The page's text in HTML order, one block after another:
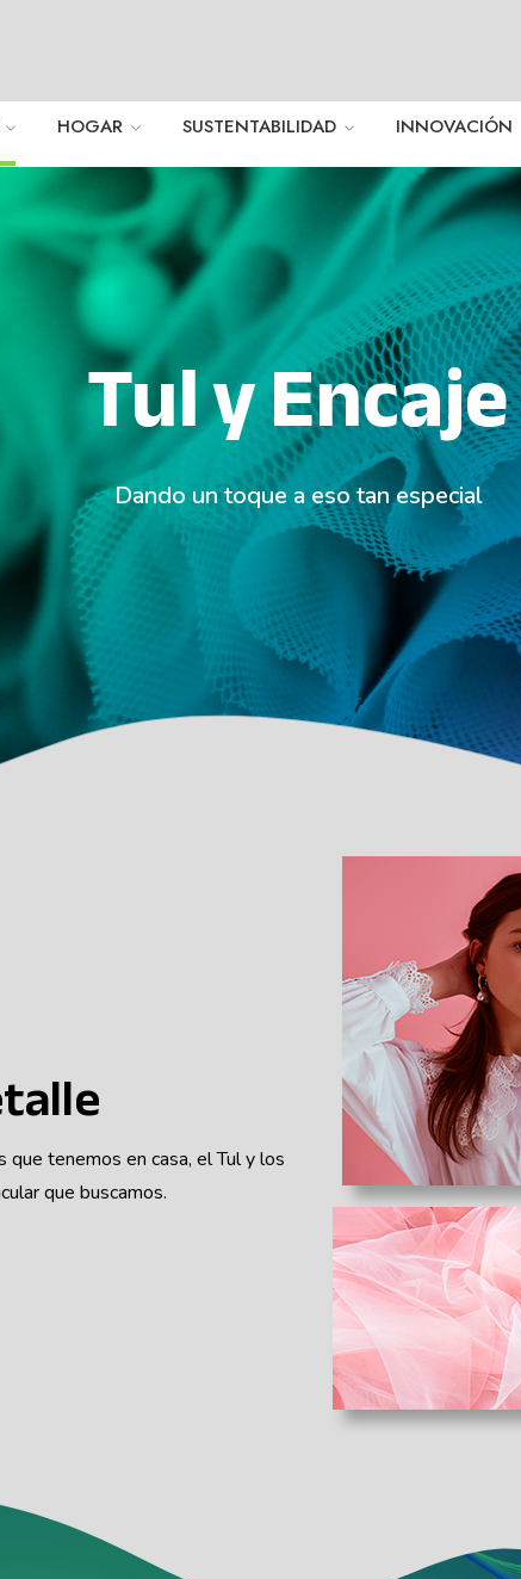
HOGAR SUSTENTABILIDAD INNOVACIÓN
Tul y Encaje
Dando un toque a eso tan especial
tenemos en casa, el Tul y los
que buscamos.